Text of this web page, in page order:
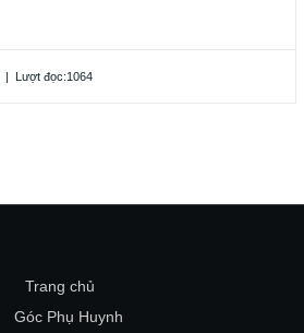
| Lượt đọc:1064
Trang chủ
Góc Phụ Huynh